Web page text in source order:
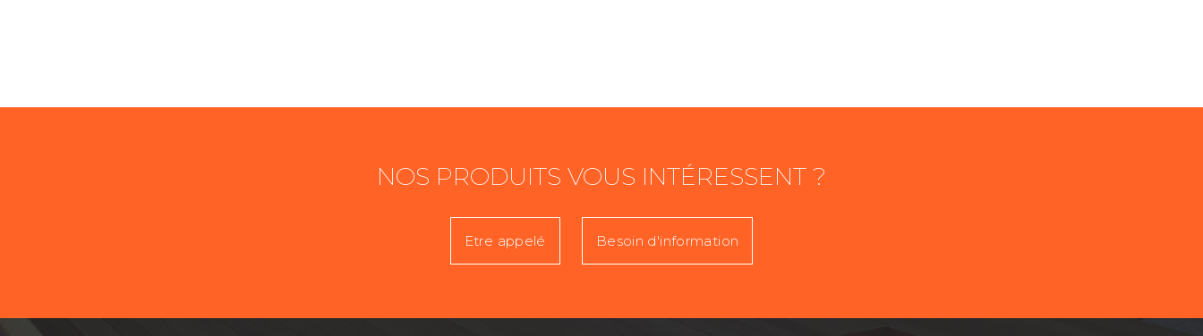
NOS PRODUITS VOUS INTÉRESSENT ?
Etre appelé Besoin d'information